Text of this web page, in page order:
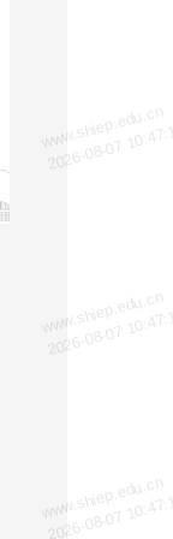
www.shiep.edu.cn
2026-08-07
www.shiep.edu.cn
2026-08-07
www.shiep.edu.cn
2026-08-07